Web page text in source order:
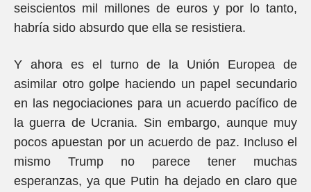
seiscientos mil millones de euros y por lo tanto,
habría sido absurdo que ella se resistiera.
Y ahora es el turno de la Unión Europea de
asimilar otro golpe haciendo un papel secundario
en las negociaciones para un acuerdo pacífico de
la guerra de Ucrania. Sin embargo, aunque muy
pocos apuestan por un acuerdo de paz. Incluso el
mismo Trump no parece tener muchas
esperanzas, ya que Putin ha dejado en claro que